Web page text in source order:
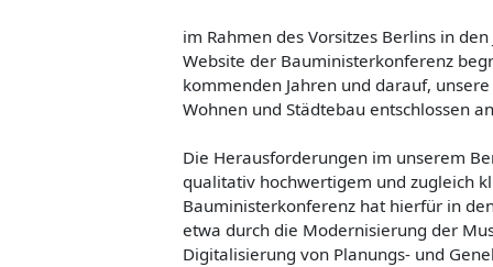
im Rahmen des Vorsitzes Berlins in
Website der Bauministerkonferenz
kommenden Jahren und darauf,
Wohnen und Städtebau entschlossen
Die Herausforderungen im unserem
qualitativ hochwertigem und zugleich
Bauministerkonferenz hat hierfür in
etwa durch die Modernisierung der
Digitalisierung von Planungs- und